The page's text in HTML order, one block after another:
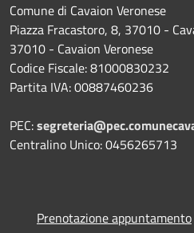
Comune di Cavaion Veronese
Piazza Fracastoro, 8, 37010 -
37010 - Cavaion Veronese
Codice Fiscale: 81000830232
Partita IVA: 00887460236
PEC:
Centralino Unico: 0456265713
Prenotazione appuntamento